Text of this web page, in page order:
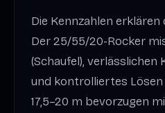
Die Kennzahlen
Der 25/55/20-Rocker
(Schaufel), verlässlichen
und kontrolliertes Lösen
17,5–20 m bevorzugen